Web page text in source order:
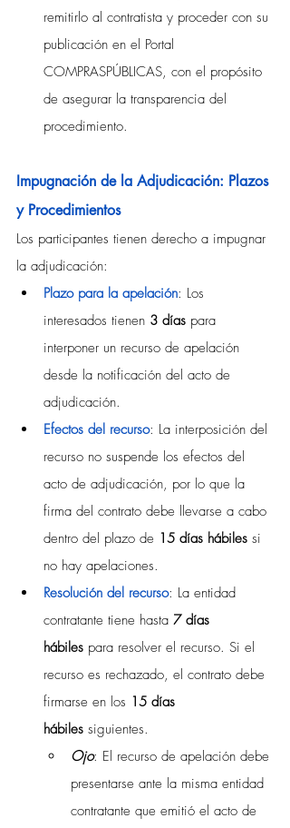
remitirlo al contratista y proceder con su
publicación en el Portal
COMPRASPÚBLICAS, con el propósito
de asegurar la transparencia del
procedimiento.
Impugnación de la Adjudicación: Plazos
y Procedimientos
Los participantes tienen derecho a impugnar
la adjudicación:
Plazo para la apelación: Los
interesados tienen 3 días para
interponer un recurso de apelación
desde la notificación del acto de
adjudicación.
Efectos del recurso: La interposición del
recurso no suspende los efectos del
acto de adjudicación, por lo que la
firma del contrato debe llevarse a cabo
dentro del plazo de 15 días hábiles si
no hay apelaciones.
Resolución del recurso: La entidad
contratante tiene hasta 7 días
hábiles para resolver el recurso. Si el
recurso es rechazado, el contrato debe
firmarse en los 15 días
hábiles siguientes.
Ojo: El recurso de apelación debe
presentarse ante la misma entidad
contratante que emitió el acto de